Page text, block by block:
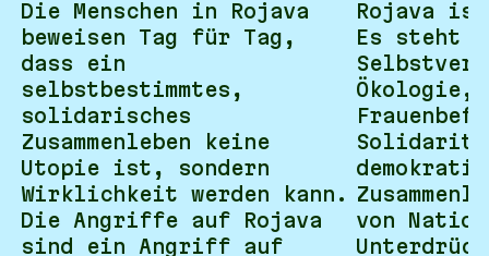
Die Menschen in Rojava
beweisen Tag für Tag,
dass ein
selbstbestimmtes,
solidarisches
Zusammenleben keine
Utopie ist, sondern
Wirklichkeit werden kann.
Die Angriffe auf Rojava
sind ein Angriff auf
Rojava
Es steht
Ökologie,
von